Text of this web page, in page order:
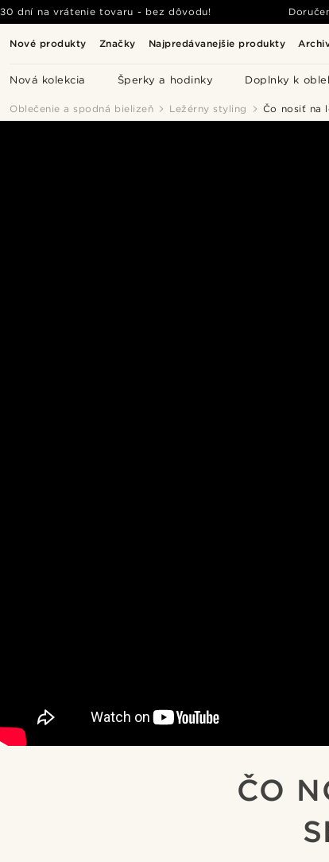
Nové produkty Značky Najpredávanejšie produkty
Nová kolekcia Šperky a hodinky Doplnky k
30 dní na vrátenie tovaru - bez dôvodu!
Oblečenie a spodná bielizeň Ležérny styling Čo nosiť na
ČO